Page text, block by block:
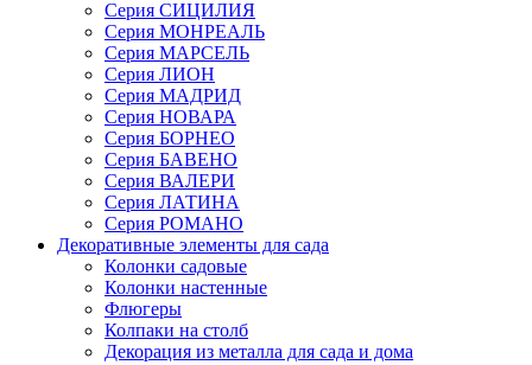
Серия СИЦИЛИЯ
Серия МОНРЕАЛЬ
Серия МАРСЕЛЬ
Серия ЛИОН
Серия МАДРИД
Серия НОВАРА
Серия БОРНЕО
Серия БАВЕНО
Серия ВАЛЕРИ
Серия ЛАТИНА
Серия РОМАНО
Декоративные элементы для сада
Колонки садовые
Колонки настенные
Флюгеры
Колпаки на столб
Декорация из металла для сада и дома